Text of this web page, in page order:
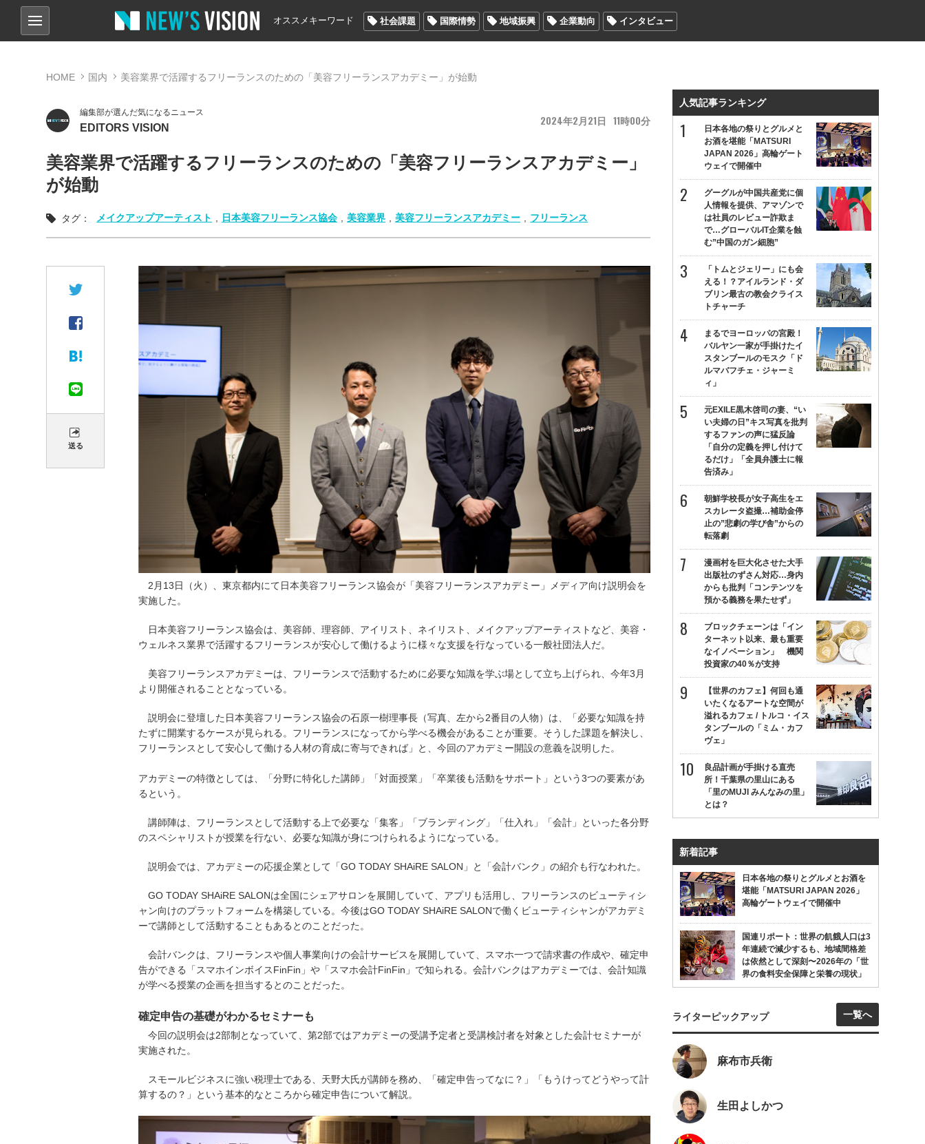
オススメキーワード 社会課題 国際情勢 地域振興 企業動向 インタビュー
HOME 国内 美容業界で活躍するフリーランスのための「美容フリーランスアカデミー」が始動
編集部が選んだ気になるニュース
EDITORS VISION
2024 2 21 11 00
美容業界で活躍するフリーランスのための「美容フリーランスアカデミー」
が始動
タグ： メイクアップアーティスト 日本美容フリーランス協会 美容業界 美容フリーランスアカデミー フリーランス
送る
2月13日（火）、東京都内にて日本美容フリーランス協会が「美容フリーランスアカデミー」メディア向け説明会を
実施した。
日本美容フリーランス協会は、美容師、理容師、アイリスト、ネイリスト、メイクアップアーティストなど、美容・
ウェルネス業界で活躍するフリーランスが安心して働けるように様々な支援を行なっている一般社団法人だ。
美容フリーランスアカデミーは、フリーランスで活動するために必要な知識を学ぶ場として立ち上げられ、今年3月
より開催されることとなっている。
説明会に登壇した日本美容フリーランス協会の石原一樹理事長（写真、左から2番目の人物）は、「必要な知識を持
たずに開業するケースが見られる。フリーランスになってから学べる機会があることが重要。そうした課題を解決し、
フリーランスとして安心して働ける人材の育成に寄与できれば」と、今回のアカデミー開設の意義を説明した。
アカデミーの特徴としては、「分野に特化した講師」「対面授業」「卒業後も活動をサポート」という3つの要素があ
るという。
講師陣は、フリーランスとして活動する上で必要な「集客」「ブランディング」「仕入れ」「会計」といった各分野
のスペシャリストが授業を行ない、必要な知識が身につけられるようになっている。
説明会では、アカデミーの応援企業として「GO TODAY SHAiRE SALON」と「会計バンク」の紹介も行なわれた。
GO TODAY SHAiRE SALONは全国にシェアサロンを展開していて、アプリも活用し、フリーランスのビューティシ
ャン向けのプラットフォームを構築している。今後はGO TODAY SHAiRE SALONで働くビューティシャンがアカデミ
ーで講師として活動することもあるとのことだった。
会計バンクは、フリーランスや個人事業向けの会計サービスを展開していて、スマホ一つで請求書の作成や、確定申
告ができる「スマホインボイスFinFin」や「スマホ会計FinFin」で知られる。会計バンクはアカデミーでは、会計知識
が学べる授業の企画を担当するとのことだった。
確定申告の基礎がわかるセミナーも
今回の説明会は2部制となっていて、第2部ではアカデミーの受講予定者と受講検討者を対象とした会計セミナーが
実施された。
スモールビジネスに強い税理士である、天野大氏が講師を務め、「確定申告ってなに？」「もうけってどうやって計
算するの？」という基本的なところから確定申告について解説。
人気記事ランキング
日本各地の祭りとグルメと
お酒を堪能「MATSURI
JAPAN 2026」高輪ゲート
ウェイで開催中
グーグルが中国共産党に個
人情報を提供、アマゾンで
は社員のレビュー詐欺ま
で…グローバルIT企業を蝕
む”中国のガン細胞”
「トムとジェリー」にも会
える！？アイルランド・ダ
ブリン最古の教会クライス
トチャーチ
まるでヨーロッパの宮殿！
バルヤン一家が手掛けたイ
スタンブールのモスク「ド
ルマバフチェ・ジャーミ
ィ」
元EXILE黒木啓司の妻、“い
い夫婦の日”キス写真を批判
するファンの声に猛反論
「自分の定義を押し付けて
るだけ」「全員弁護士に報
告済み」
朝鮮学校長が女子高生をエ
スカレータ盗撮…補助金停
止の”悲劇の学び舎”からの
転落劇
漫画村を巨大化させた大手
出版社のずさん対応…身内
からも批判「コンテンツを
預かる義務を果たせず」
ブロックチェーンは「イン
ターネット以来、最も重要
なイノベーション」 機関
投資家の40％が支持
【世界のカフェ】何回も通
いたくなるアートな空間が
溢れるカフェ / トルコ・イス
タンブールの「ミム・カフ
ヴェ」
良品計画が手掛ける直売
所！千葉県の里山にある
「里のMUJI みんなみの里」
とは？
新着記事
日本各地の祭りとグルメとお酒を
堪能「MATSURI JAPAN 2026」
高輪ゲートウェイで開催中
国連リポート：世界の飢餓人口は3
年連続で減少するも、地域間格差
は依然として深刻〜2026年の「世
界の食料安全保障と栄養の現状」
ライターピックアップ 一覧へ
麻布市兵衛
生田よしかつ